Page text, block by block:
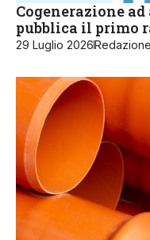
Cogenerazione
pubblica il primo
29 Luglio 2026